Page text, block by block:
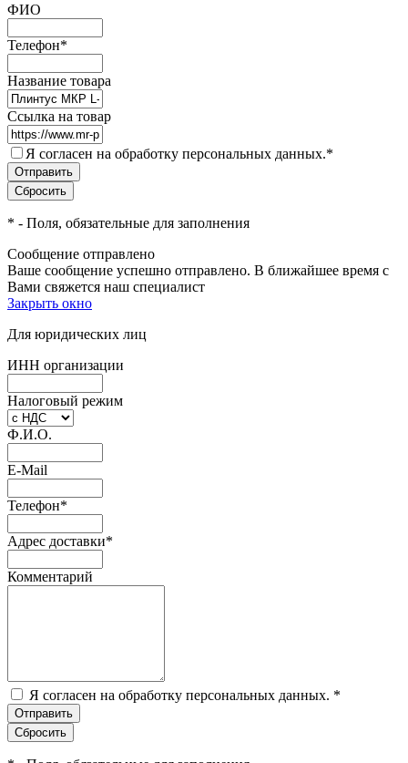
ФИО
Телефон*
Название товара
Ссылка на товар
Я согласен на обработку персональных данных.*
* - Поля, обязательные для заполнения
Сообщение отправлено
Ваше сообщение успешно отправлено. В ближайшее время с
Вами свяжется наш специалист
Закрыть окно
Для юридических лиц
ИНН организации
Налоговый режим
Ф.И.О.
E-Mail
Телефон*
Адрес доставки*
Комментарий
Я согласен на обработку персональных данных. *